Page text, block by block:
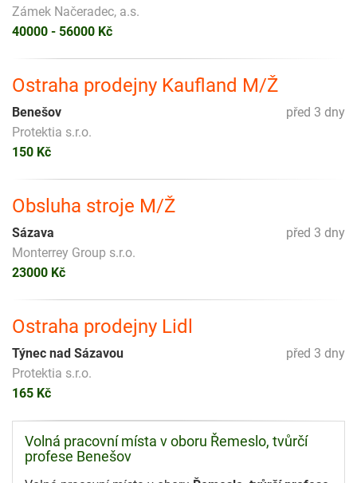
Zámek Načeradec, a.s.
40000 - 56000 Kč
Ostraha prodejny Kaufland M/Ž
před 3 dny
Benešov
Protektia s.r.o.
150 Kč
Obsluha stroje M/Ž
před 3 dny
Sázava
Monterrey Group s.r.o.
23000 Kč
Ostraha prodejny Lidl
před 3 dny
Týnec nad Sázavou
Protektia s.r.o.
165 Kč
Volná pracovní místa v oboru Řemeslo, tvůrčí
profese Benešov